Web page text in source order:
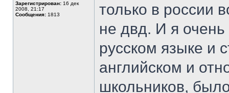
Зарегистрирован: 16 дек
2008, 21:17
Сообщения: 1813
только в россии
не двд. И я
русском языке и
английском и
школьников,